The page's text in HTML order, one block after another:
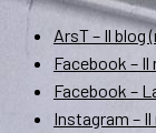
ArsT – Il blog
Facebook –
Facebook –
Instagram –